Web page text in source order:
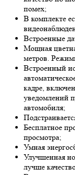
помех;
В комплекте
Встроенные
Мощная
метров.
Встроенный
кадре,
уведомлений
автомобиля;
Бесплатное
просмотра;
Умная
Улучшенная
лучше